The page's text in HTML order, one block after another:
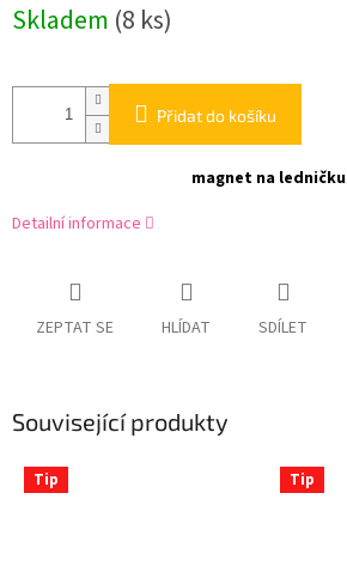
cena:
Skladem (8 ks)
Přidat do košíku
magnet na ledničku
Detailní informace
ZEPTAT SE HLÍDAT SDÍLET
Související produkty
Tip Tip